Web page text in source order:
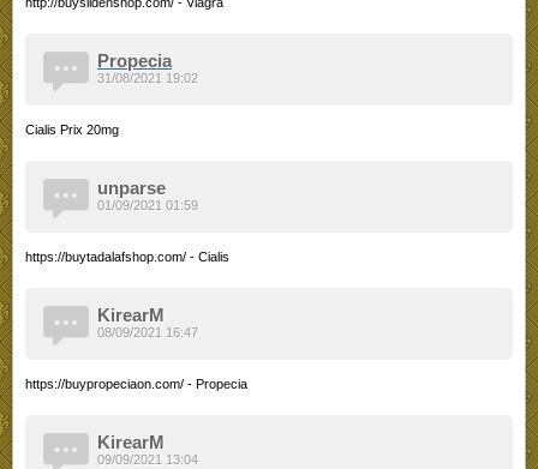
Propecia
Cialis Prix 20mg
31/08/2021 19:02
unparse
https://buytadalafshop.com/ - Cialis
01/09/2021 01:59
KirearM
https://buypropeciaon.com/ - Propecia
08/09/2021 16:47
KirearM
09/09/2021 13:04